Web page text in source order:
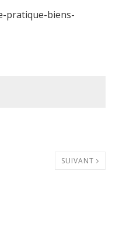
pratique-biens-
SUIVANT